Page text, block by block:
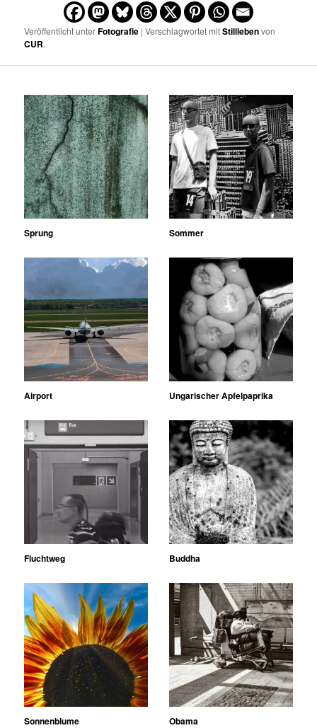
Veröffentlicht unterFotografie | Verschlagwortet mitStilllebenvon
CUR.
Sprung Sommer
Airport Ungarischer Apfelpaprika
Fluchtweg Buddha
Sonnenblume Obama